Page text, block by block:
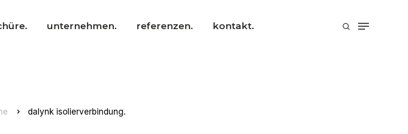
unternehmen. referenzen. kontakt.
dalynk isolierverbindung.